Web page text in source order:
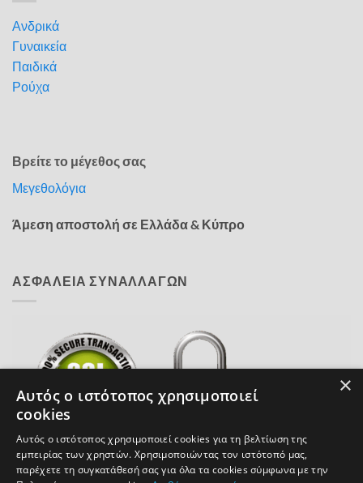
Ανδρικά
Γυναικεία
Παιδικά
Ρούχα
Βρείτε το μέγεθος σας
Μεγεθολόγια
Άμεση αποστολή σε Ελλάδα & Κύπρο
ΑΣΦΑΛΕΙΑ ΣΥΝΑΛΛΑΓΩΝ
×
Αυτός ο ιστότοπος χρησιμοποιεί
cookies
Αυτός ο ιστότοπος χρησιμοποιεί cookies για τη βελτίωση της
εμπειρίας των χρηστών. Χρησιμοποιώντας τον ιστότοπό μας,
παρέχετε τη συγκατάθεσή σας για όλα τα cookies σύμφωνα με την